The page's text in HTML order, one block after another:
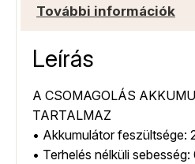
További információk
Leírás
A CSOMAGOLÁS
TARTALMAZ
• Akkumulátor feszültsége:
• Terhelés nélküli